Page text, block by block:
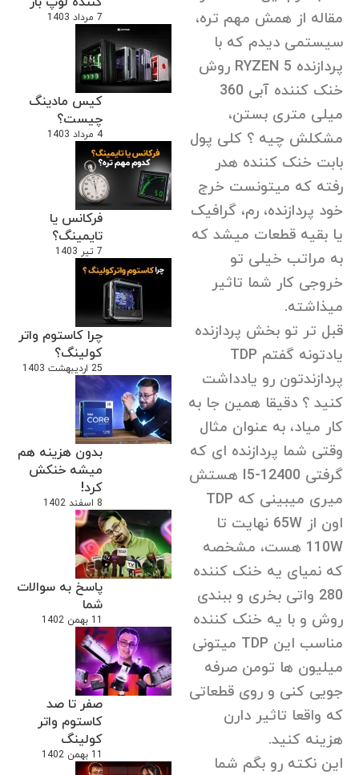
7 مرداد 1403
کیس مادینگ
چیست؟
4 مرداد 1403
فرکانس یا
تایمینگ؟
7 تیر 1403
چرا کاستوم واتر
کولینگ؟
25 اردیبهشت 1403
بدون هزینه هم
میشه خنکش
کرد!
8 اسفند 1402
پاسخ به سوالات
شما
11 بهمن 1402
صفر تا صد
کاستوم واتر
کولینگ
11 بهمن 1402
مقاله از همش مهم تره،
سیستمی دیدم که با
پردازنده RYZEN 5 روش
خنک کننده آبی 360
میلی متری بستن،
مشکلش چیه ؟ کلی پول
بابت خنک کننده هدر
رفته که میتونست خرج
خود پردازنده، رم، گرافیک
یا بقیه قطعات میشد که
به مراتب خیلی تو
خروجی کار شما تاثیر
میذاشته.
قبل تر تو بخش پردازنده
یادتونه گفتم TDP
پردازندتون رو یادداشت
کنید ؟ دقیقا همین جا به
کار میاد، به عنوان مثال
وقتی شما پردازنده ای که
گرفتی I5-12400 هستش
میری میبینی که TDP
اون از 65W نهایت تا
110W هست، مشخصه
که نمیای یه خنک کننده
280 واتی بخری و ببندی
روش و با یه خنک کننده
مناسب این TDP میتونی
میلیون ها تومن صرفه
جویی کنی و روی قطعاتی
که واقعا تاثیر دارن
هزینه کنید.
این نکته رو بگم شما